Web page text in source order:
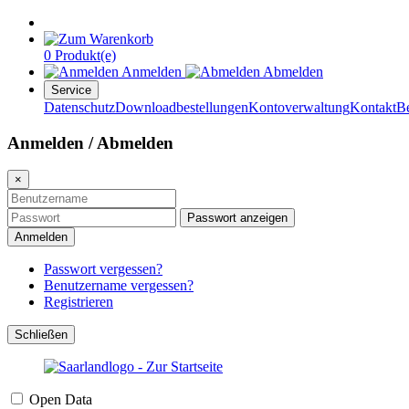
0 Produkt(e)
Anmelden
Abmelden
Service
DatenschutzDownloadbestellungenKontoverwaltungKontakt
Anmelden / Abmelden
×
Passwort anzeigen
Anmelden
Passwort vergessen?
Benutzername vergessen?
Registrieren
Schließen
Open Data